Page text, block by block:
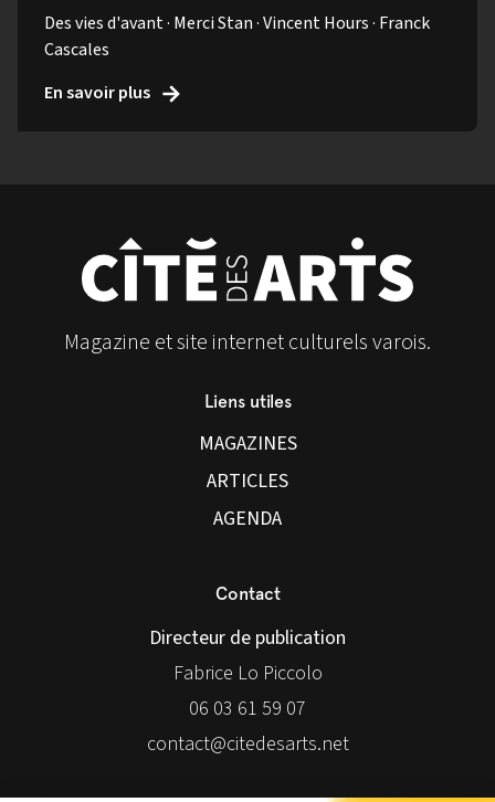
Des vies d'avant · Merci Stan · Vincent Hours · Franck
Cascales
En savoir plus
Magazine et site internet culturels varois.
Liens utiles
MAGAZINES
ARTICLES
AGENDA
Contact
Directeur de publication
Fabrice Lo Piccolo
06 03 61 59 07
contact@citedesarts.net